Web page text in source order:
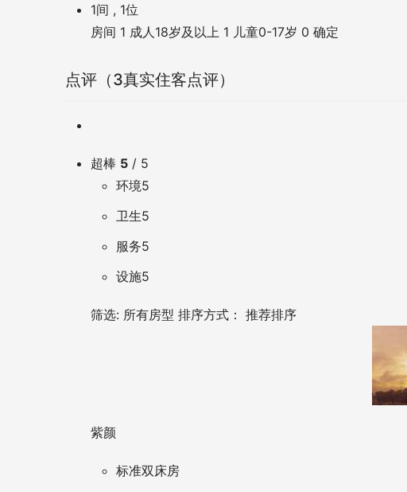
1间 , 1位
房间 1 成人18岁及以上 1 儿童0-17岁 0 确定
点评（3真实住客点评）
超棒 5 / 5
环境5
卫生5
服务5
设施5
筛选: 所有房型 排序方式： 推荐排序
紫颜
标准双床房